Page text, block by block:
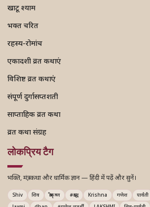
खाटू श्याम
भक्त चरित
रहस्य-रोमांच
एकादशी व्रत कथाएं
विशिष्ट व्रत कथाएं
संपूर्ण दुर्गासप्तशती
साप्ताहिक व्रत कथा
व्रत कथा संग्रह
लोकप्रिय टैग
भक्ति, मंत्र, कथा और धार्मिक ज्ञान — हिंदी में पढ़ें और सुनें।
Shiv शिव श्रीकृष्ण #श्राद्ध Krishna गणेश पार्वती